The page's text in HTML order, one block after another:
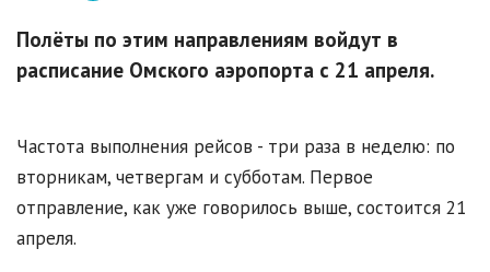
Полёты по этим направлениям войдут в
расписание Омского аэропорта с 21 апреля.
Частота выполнения рейсов - три раза в неделю: по
вторникам, четвергам и субботам. Первое
отправление, как уже говорилось выше, состоится 21
апреля.